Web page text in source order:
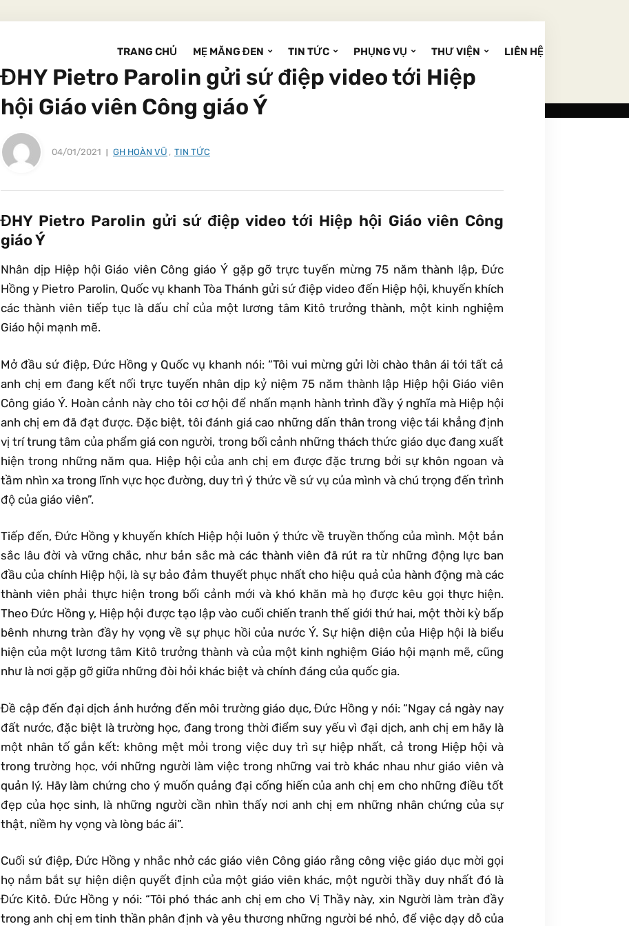
TRANG CHỦ MẸ MĂNG ĐEN TIN TỨC PHỤNG VỤ THƯ VIỆN LIÊN HỆ
ĐHY Pietro Parolin gửi sứ điệp video tới Hiệp
hội Giáo viên Công giáo Ý
04/01/2021 GH HOÀN VŨ , TIN TỨC
ĐHY Pietro Parolin gửi sứ điệp video tới Hiệp hội Giáo viên Công
giáo Ý
Nhân dịp Hiệp hội Giáo viên Công giáo Ý gặp gỡ trực tuyến mừng 75 năm thành lập, Đức
Hồng y Pietro Parolin, Quốc vụ khanh Tòa Thánh gửi sứ điệp video đến Hiệp hội, khuyến khích
các thành viên tiếp tục là dấu chỉ của một lương tâm Kitô trưởng thành, một kinh nghiệm
Giáo hội mạnh mẽ.
Mở đầu sứ điệp, Đức Hồng y Quốc vụ khanh nói: “Tôi vui mừng gửi lời chào thân ái tới tất cả
anh chị em đang kết nối trực tuyến nhân dịp kỷ niệm 75 năm thành lập Hiệp hội Giáo viên
Công giáo Ý. Hoàn cảnh này cho tôi cơ hội để nhấn mạnh hành trình đầy ý nghĩa mà Hiệp hội
anh chị em đã đạt được. Đặc biệt, tôi đánh giá cao những dấn thân trong việc tái khẳng định
vị trí trung tâm của phẩm giá con người, trong bối cảnh những thách thức giáo dục đang xuất
hiện trong những năm qua. Hiệp hội của anh chị em được đặc trưng bởi sự khôn ngoan và
tầm nhìn xa trong lĩnh vực học đường, duy trì ý thức về sứ vụ của mình và chú trọng đến trình
độ của giáo viên”.
Tiếp đến, Đức Hồng y khuyến khích Hiệp hội luôn ý thức về truyền thống của mình. Một bản
sắc lâu đời và vững chắc, như bản sắc mà các thành viên đã rút ra từ những động lực ban
đầu của chính Hiệp hội, là sự bảo đảm thuyết phục nhất cho hiệu quả của hành động mà các
thành viên phải thực hiện trong bối cảnh mới và khó khăn mà họ được kêu gọi thực hiện.
Theo Đức Hồng y, Hiệp hội được tạo lập vào cuối chiến tranh thế giới thứ hai, một thời kỳ bấp
bênh nhưng tràn đầy hy vọng về sự phục hồi của nước Ý. Sự hiện diện của Hiệp hội là biểu
hiện của một lương tâm Kitô trưởng thành và của một kinh nghiệm Giáo hội mạnh mẽ, cũng
như là nơi gặp gỡ giữa những đòi hỏi khác biệt và chính đáng của quốc gia.
Đề cập đến đại dịch ảnh hưởng đến môi trường giáo dục, Đức Hồng y nói: “Ngay cả ngày nay
đất nước, đặc biệt là trường học, đang trong thời điểm suy yếu vì đại dịch, anh chị em hãy là
một nhân tố gắn kết: không mệt mỏi trong việc duy trì sự hiệp nhất, cả trong Hiệp hội và
trong trường học, với những người làm việc trong những vai trò khác nhau như giáo viên và
quản lý. Hãy làm chứng cho ý muốn quảng đại cống hiến của anh chị em cho những điều tốt
đẹp của học sinh, là những người cần nhìn thấy nơi anh chị em những nhân chứng của sự
thật, niềm hy vọng và lòng bác ái”.
Cuối sứ điệp, Đức Hồng y nhắc nhở các giáo viên Công giáo rằng công việc giáo dục mời gọi
họ nắm bắt sự hiện diện quyết định của một giáo viên khác, một người thầy duy nhất đó là
Đức Kitô. Đức Hồng y nói: “Tôi phó thác anh chị em cho Vị Thầy này, xin Người làm tràn đầy
trong anh chị em tinh thần phân định và yêu thương những người bé nhỏ, để việc dạy dỗ của